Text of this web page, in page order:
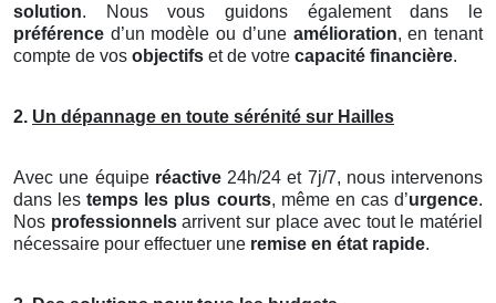
solution. Nous vous guidons également dans le
préférence d’un modèle ou d’une amélioration, en tenant
compte de vos objectifs et de votre capacité financière.
2. Un dépannage en toute sérénité sur Hailles
Avec une équipe réactive24h/24 et 7j/7, nous intervenons
dans lestemps les plus courts, même en cas d’urgence.
Nos professionnelsarrivent sur place avec tout le matériel
nécessaire pour effectuer une remise en état rapide.